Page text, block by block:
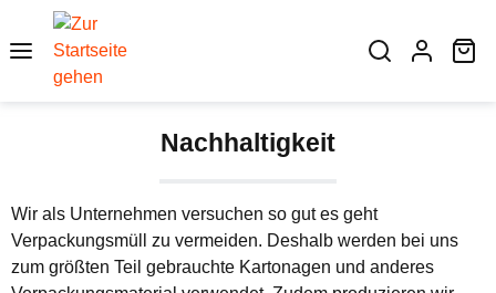
Zum Hauptinhalt springen
Nachhaltigkeit
Wir als Unternehmen versuchen so gut es geht
Verpackungsmüll zu vermeiden. Deshalb werden bei uns
zum größten Teil gebrauchte Kartonagen und anderes